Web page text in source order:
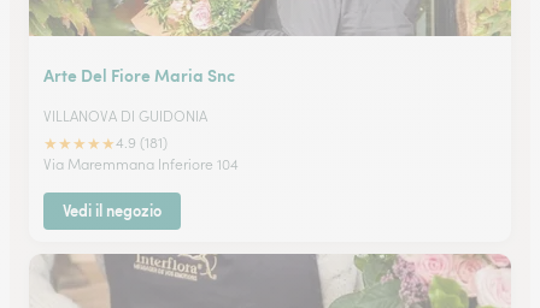
Arte Del Fiore Maria Snc
VILLANOVA DI GUIDONIA
★★★★★4.9 (181)
Via Maremmana Inferiore 104
Vedi il negozio